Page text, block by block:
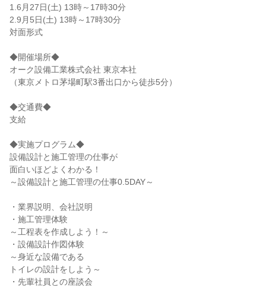
1.6月27日(土) 13時～17時30分
2.9月5日(土) 13時～17時30分
対面形式
◆開催場所◆
オーク設備工業株式会社 東京本社
（東京メトロ茅場町駅3番出口から徒歩5分）
◆交通費◆
支給
◆実施プログラム◆
設備設計と施工管理の仕事が
面白いほどよくわかる！
～設備設計と施工管理の仕事0.5DAY～
・業界説明、会社説明
・施工管理体験
～工程表を作成しよう！～
・設備設計作図体験
～身近な設備である
トイレの設計をしよう～
・先輩社員との座談会